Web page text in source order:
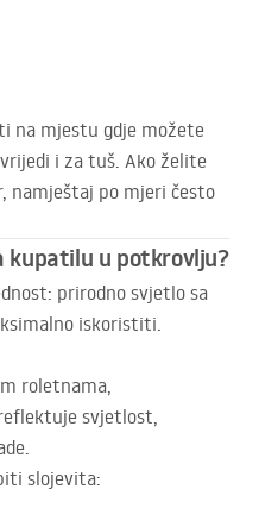
na mjestu gdje možete
i za tuš. Ako želite
namještaj po mjeri često
kupatilu u potkrovlju?
prirodno svjetlo sa
iskoristiti.
roletnama,
svjetlost,
slojevita: